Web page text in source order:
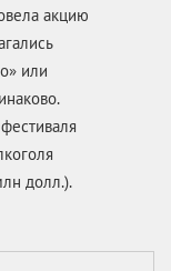
акцию
или
долл.).